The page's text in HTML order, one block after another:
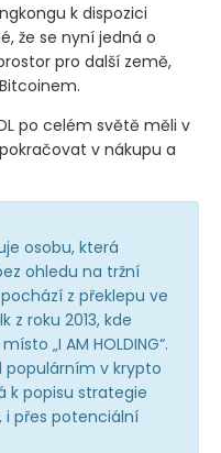
k dispozici
že se nyní jedná o
pro další země,
po celém světě měli v
v nákupu a
osobu, která
ohledu na tržní
z překlepu ve
z roku 2013, kde
„I AM HOLDING“.
v krypto
k popisu strategie
i přes potenciální